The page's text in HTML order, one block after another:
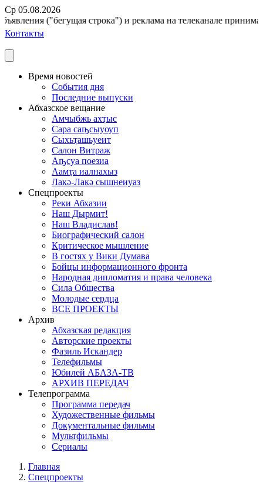
Ср 05.08.2026
("бегущая строка") и реклама на телеканале
Контакты
Время новостей
События дня
Последние выпуски
Абхазское вещание
Амчыбжь ахҭыс
Сара саҧсыуоуп
Сыхьҭашьуеит
Салон Витраж
Аҧсуа поезиа
Аамҭа иалнахыз
Лакә-Лакә сышнеиуаз
Спецпроекты
Реки Абхазии
Наш Дырмит!
Наш Владислав!
Биографический салон
Критическое мышление
В гостях у Вики Думава
Бойцы информационного фронта
Народная дипломатия и права человека
Сила Общества
Молодые сердца
ВСЕ ПРОЕКТЫ
Архив
Абхазская редакция
Авторские проекты
Фазиль Искандер
Телефильмы
Юбилей АБАЗА-ТВ
АРХИВ ПЕРЕДАЧ
Телепрограмма
Программа передач
Художественные фильмы
Документальные фильмы
Мультфильмы
Сериалы
Главная
Спецпроекты